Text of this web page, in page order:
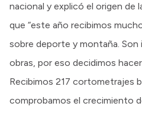
nacional y explicó el origen de
que “este año recibimos
sobre deporte y montaña.
obras, por eso decidimos
Recibimos 217 cortometrajes
comprobamos el crecimiento